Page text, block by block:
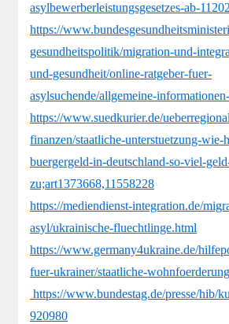
asylbewerberleistungsgesetzes-ab-
https://
gesundheitspolitik/migration-und-
und-gesundheit/online-ratgeber-fuer-
asylsuchende/allgemeine-
https://www.suedkurier.de/
finanzen/staatliche-unterstuetzung-wie-
buergergeld-in-deutschland-so-viel-
zu;art1373668,11558228
https://mediendienst-integration.de/
asyl/ukrainische-fluechtlinge.html
https://www.germany4ukraine.de/
fuer-ukrainer/staatliche-wohnfoerderung
https://www.bundestag.de/presse/hib/
920980